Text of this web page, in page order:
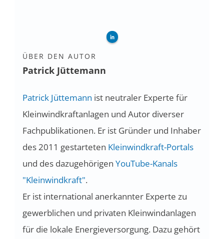
ÜBER DEN AUTOR
Patrick Jüttemann
Patrick Jüttemann ist neutraler Experte für
Kleinwindkraftanlagen und Autor diverser
Fachpublikationen. Er ist Gründer und Inhaber
des 2011 gestarteten Kleinwindkraft-Portals
und des dazugehörigen YouTube-Kanals
"Kleinwindkraft".
Er ist international anerkannter Experte zu
gewerblichen und privaten Kleinwindanlagen
für die lokale Energieversorgung. Dazu gehört